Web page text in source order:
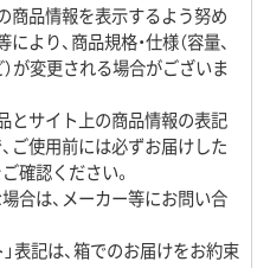
商品情報を表示するよう努め
より、商品規格・仕様（容量、
が変更される場合がございま
とサイト上の商品情報の表記
ご使用前には必ずお届けした
確認ください。
合は、メーカー等にお問い合
表記は、箱でのお届けをお約束